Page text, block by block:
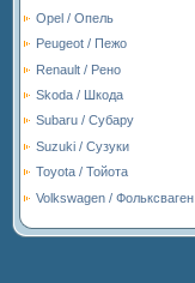
Opel / Опель
Peugeot / Пежо
Renault / Рено
Skoda / Шкода
Subaru / Субару
Suzuki / Сузуки
Toyota / Тойота
Volkswagen / Фольксваген